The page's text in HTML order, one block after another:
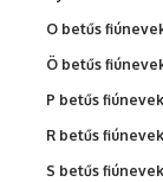
O betűs
Ö betűs
P betűs fiúnevek
R betűs fiúnevek
S betűs fiúnevek